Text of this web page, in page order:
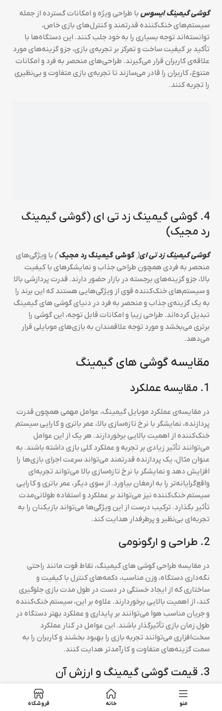
گوشی گیمینگ ایسوس با طراحی ویژه و امکانات گسترده از جمله
سیستم‌های خنک‌کننده قدرتمند و کنترل‌های بازی خاص،
توانسته‌اند توجه بسیاری را به خود جلب کنند. این دستگاه‌ها با
تأکید بر کیفیت ساخت و تمرکز بر تجربه‌ی بازی، جزو گزینه‌های مورد
علاقه‌ی کاربران قرار می‌گیرند. طراحی‌های منحصر به فرد و امکانات
متنوع، کاربران را قادر می‌سازند تا تجربه‌ی بازی متفاوت و بی‌نظیری
را تجربه کنند.
4. گوشی گیمینگ زد تی ای (گوشی گیمینگ
رد مجیک)
گوشی‌ گیمینگ زد تی ای( گوشی گیمینگ رد مجیک ) با ویژگی‌های
منحصر به فردی همچون طراحی جذاب و نمایشگرهای با کیفیت
بالا، جزو گزینه‌های برجسته در بازار حضور دارند. قدرت پردازشی بالا
و سیستم‌های خنک‌کننده قوی از ویژگی‌هایی هستند که این برند را
به یک گزینه‌ی جذاب و منحصر به فرد در دنیای گوشی های گیمینگ
تبدیل کرده‌اند. طراحی زیبا و امکانات قابل توجه، این گوشی را
برتری می‌بخشد و مورد توجه علاقمندان به بازی‌های موبایلی قرار
می‌دهد.
مقایسه گوشی های گیمینگ
1. مقایسه عملکرد
در مقایسه‌ی عملکرد موبایل گیمینگ، عوامل مهمی همچون قدرت
پردازنده، نمایشگر با نرخ تازه‌سازی بالا، عمر باتری و کارایی سیستم
خنک‌کننده از اهمیت بالایی برخوردارند. هر یک از این عوامل
می‌توانند تأثیر زیادی بر تجربه و عملکرد کلی بازی داشته باشند. به
عنوان مثال، یک پردازنده قدرتمند می‌تواند سرعت اجرای بازی‌ها را
افزایش دهد و نمایشگر با نرخ تازه‌سازی بالا می‌تواند تجربه‌ای
واقع‌گرایانه‌تر را به ارمغان بیاورد. از سوی دیگر، عمر باتری و کارایی
سیستم خنک‌کننده نیز می‌تواند بر عملکرد و استفاده طولانی‌مدت
تأثیر بگذارد. ترکیب درست از این ویژگی‌ها می‌تواند بازیکنان را به
تجربه‌ای بی‌نظیر و پرطرفدار هدایت کند.
2. طراحی و ارگونومی
در مقایسه طراحی گوشی های گیمینگ، نقاط قوت مانند راحتی
نگه‌داری دستگاه، وزن مناسب، دکمه‌های کنترل با کیفیت و
ساختاری که از ایجاد خستگی در دست در طول مدت بازی جلوگیری
کند، از اهمیت بالایی برخوردارند. علاوه بر این، سیستم خنک‌کننده
و جریان مناسب هوا می‌توانند بر پایداری و عملکرد بهتر دستگاه در
طول زمان بازی تأثیرگذار باشند. این عوامل در کنار عملکرد
سخت‌افزاری می‌توانند تجربه بازی را بهبود بخشند و کاربران را به
سمت گزینه‌های متفاوت و کارآمدتر هدایت کنند.
3. قیمت گوشی گیمینگ و ارزش آن
در مقایسه قیمت گوشی گیمینگ، ارزش خرید یک گوشی بسیار
وابسته به ویژگی‌ها، عملکرد و کیفیت ساخت آن است. اغلب، گوشی
منو خانه فروشگاه